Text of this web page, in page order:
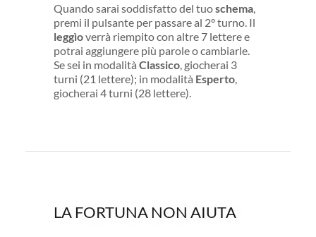
Quando sarai soddisfatto del tuoschema
premi il pulsante per passare al 2° turno. Il
leggìoverrà riempito con altre 7 lettere e
potrai aggiungere più parole o cambiarle.
Se sei in modalità Classico , giocherai 3
turni (21 lettere); in modalità Esperto
giocherai 4 turni (28 lettere).
LA FORTUNA NON AIUTA